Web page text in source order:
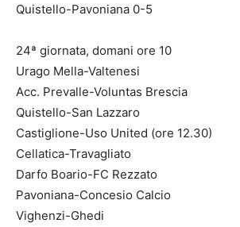
Quistello-Pavoniana 0-5
24ª giornata, domani ore 10
Urago Mella-Valtenesi
Acc. Prevalle-Voluntas Brescia
Quistello-San Lazzaro
Castiglione-Uso United (ore 12.30)
Cellatica-Travagliato
Darfo Boario-FC Rezzato
Pavoniana-Concesio Calcio
Vighenzi-Ghedi